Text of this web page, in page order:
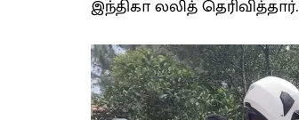
இந்திகா லலித் தெரிவித்தார்.